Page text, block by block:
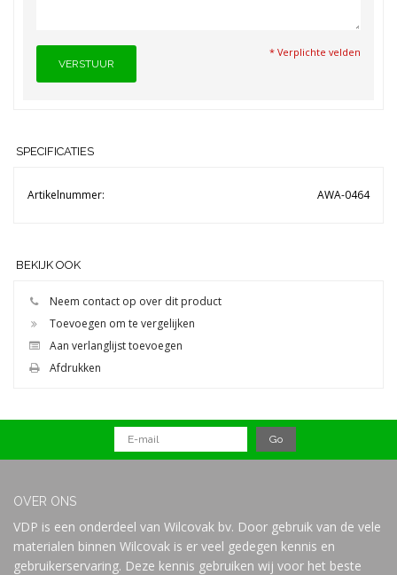
* Verplichte velden
VERSTUUR
SPECIFICATIES
Artikelnummer: AWA-0464
BEKIJK OOK
Neem contact op over dit product
Toevoegen om te vergelijken
Aan verlanglijst toevoegen
Afdrukken
OVER ONS
VDP is een onderdeel van Wilcovak bv. Door gebruik van de vele
materialen binnen Wilcovak is er veel gedegen kennis en
gebruikerservaring. Deze kennis gebruiken wij voor het beste